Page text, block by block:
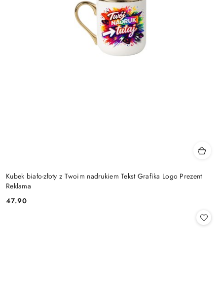
Kubek biało-złoty z Twoim nadrukiem Tekst Grafika Logo Prezent
Reklama
Cena:
47.90